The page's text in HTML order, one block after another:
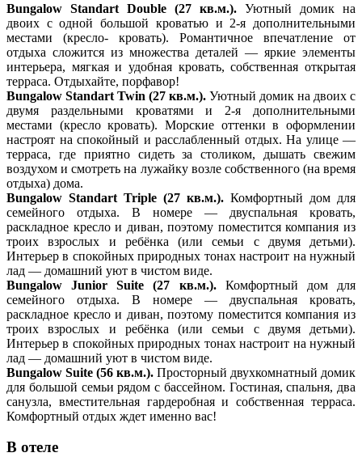
Bungalow Standart Double (27 кв.м.). Уютный домик на
двоих с одной большой кроватью и 2-я дополнительными
местами (кресло- кровать). Романтичное впечатление от
отдыха сложится из множества деталей — яркие элементы
интерьера, мягкая и удобная кровать, собственная открытая
терраса. Отдыхайте, порфавор!
Bungalow Standart Twin (27 кв.м.). Уютный домик на двоих с
двумя раздельными кроватями и 2-я дополнительными
местами (кресло кровать). Морские оттенки в оформлении
настроят на спокойный и расслабленный отдых. На улице —
терраса, где приятно сидеть за столиком, дышать свежим
воздухом и смотреть на лужайку возле собственного (на время
отдыха) дома.
Bungalow Standart Triple (27 кв.м.). Комфортный дом для
семейного отдыха. В номере — двуспальная кровать,
раскладное кресло и диван, поэтому поместится компания из
троих взрослых и ребёнка (или семьи с двумя детьми).
Интерьер в спокойных природных тонах настроит на нужный
лад — домашний уют в чистом виде.
Bungalow Junior Suite (27 кв.м.). Комфортный дом для
семейного отдыха. В номере — двуспальная кровать,
раскладное кресло и диван, поэтому поместится компания из
троих взрослых и ребёнка (или семьи с двумя детьми).
Интерьер в спокойных природных тонах настроит на нужный
лад — домашний уют в чистом виде.
Bungalow Suite (56 кв.м.). Просторный двухкомнатный домик
для большой семьи рядом с бассейном. Гостиная, спальня, два
санузла, вместительная гардеробная и собственная терраса.
Комфортный отдых ждет именно вас!
В отеле